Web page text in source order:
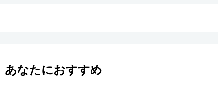
あなたにおすすめ